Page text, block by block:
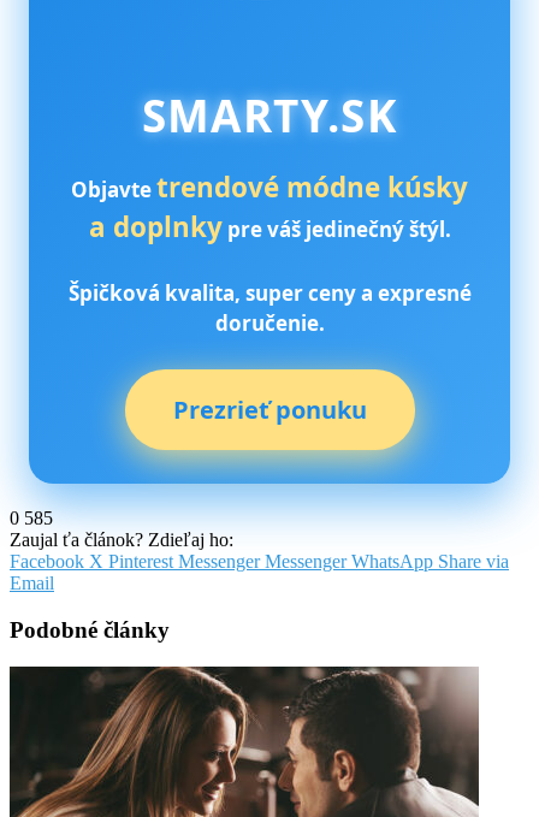
SMARTY.SK
Objavtetrendové módne kúsky
a doplnkypre váš jedinečný štýl.
Špičková kvalita, super ceny a expresné
doručenie.
Prezrieť ponuku
0 585
Zaujal ťa článok? Zdieľaj ho:
Facebook X Pinterest Messenger Messenger WhatsApp Share via
Email
Podobné články